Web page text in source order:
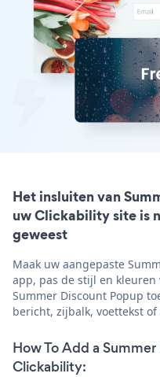
Het insluiten van
uw Clickability site is
geweest
Maak uw aangepaste
app, pas de stijl en kleuren
Summer Discount Popup
bericht, zijbalk, voettekst
How To Add a
Clickability: